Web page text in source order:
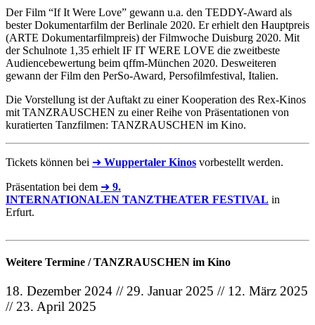
Der Film “If It Were Love” gewann u.a. den TEDDY-Award als
bester Dokumentarfilm der Berlinale 2020. Er erhielt den Hauptpreis
(ARTE Dokumentarfilmpreis) der Filmwoche Duisburg 2020. Mit
der Schulnote 1,35 erhielt IF IT WERE LOVE die zweitbeste
Audiencebewertung beim qffm-München 2020. Desweiteren
gewann der Film den PerSo-Award, Persofilmfestival, Italien.
Die Vorstellung ist der Auftakt zu einer Kooperation des Rex-Kinos
mit TANZRAUSCHEN zu einer Reihe von Präsentationen von
kuratierten Tanzfilmen: TANZRAUSCHEN im Kino.
Tickets können bei ➜ Wuppertaler Kinos vorbestellt werden.
Präsentation bei dem ➜ 9.
INTERNATIONALEN TANZTHEATER FESTIVAL in
Erfurt.
Weitere Termine / TANZRAUSCHEN im Kino
18. Dezember 2024 // 29. Januar 2025 // 12. März 2025
// 23. April 2025